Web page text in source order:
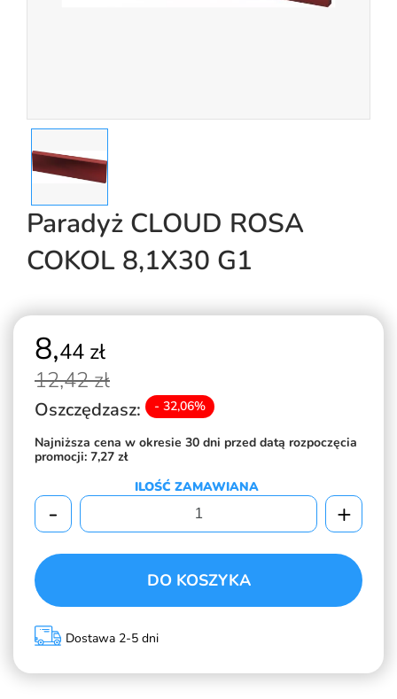
Paradyż CLOUD ROSA
COKOL 8,1X30 G1
8,44 zł
12,42 zł
Oszczędzasz: - 32,06%
Najniższa cena w okresie 30 dni przed datą rozpoczęcia
promocji: 7,27 zł
ILOŚĆ ZAMAWIANA
- +
DO KOSZYKA
Dostawa 2-5 dni